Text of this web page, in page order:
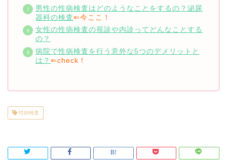
男性の性病検査はどのようなことをするの？泌尿
器科の検査⇐今ここ！
女性の性病検査の視診や内診ってどんなことする
の？
病院で性病検査を行う意外な5つのデメリットと
は？ ⇐check！
性病検査